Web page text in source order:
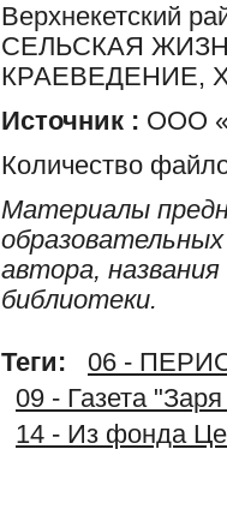
Верхнекетский
СЕЛЬСКАЯ
КРАЕВЕДЕНИЕ,
Источник : ООО
Количество
Материалы
автора,
библиотеки.
Теги:
06 -
09 - Газета
14 - Из фонда